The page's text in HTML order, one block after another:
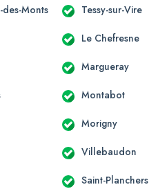
Monts Tessy-sur-Vire
Le Chefresne
Margueray
Montabot
Morigny
Villebaudon
Saint-Planchers